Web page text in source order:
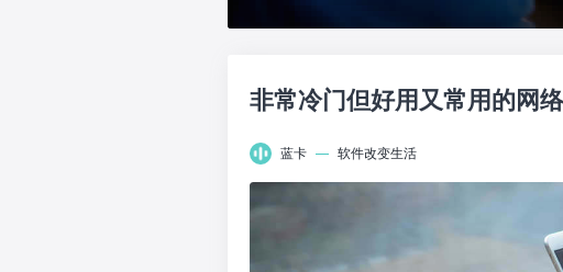
非常冷门但好用又常用的网
蓝卡 — 软件改变生活